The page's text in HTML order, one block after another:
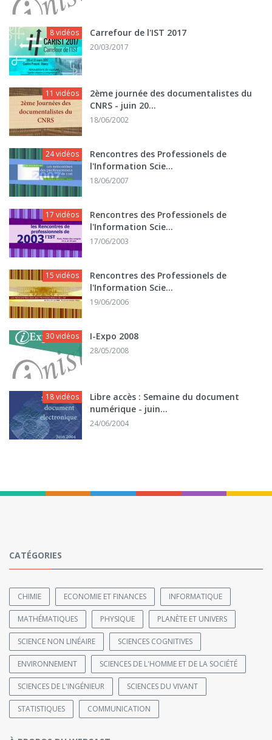
8 vidéos Carrefour de l'IST 2017
20/03/2017
11 vidéos
2ème journée des documentalistes du
CNRS - juin 20...
18/06/2002
24 vidéos
Rencontres des Professionels de
l'Information Scie...
18/06/2007
17 vidéos
Rencontres des Professionels de
l'Information Scie...
17/06/2003
15 vidéos
Rencontres des Professionels de
l'Information Scie...
19/06/2006
30 vidéos I-Expo 2008
28/05/2008
18 vidéos
Libre accès : Semaine du document
numérique - juin...
24/06/2004
CATÉGORIES
CHIMIE ECONOMIE ET FINANCES INFORMATIQUE
MATHÉMATIQUES PHYSIQUE PLANÈTE ET UNIVERS
SCIENCE NON LINÉAIRE SCIENCES COGNITIVES
ENVIRONNEMENT SCIENCES DE L'HOMME ET DE LA SOCIÉTÉ
SCIENCES DE L'INGÉNIEUR SCIENCES DU VIVANT
STATISTIQUES COMMUNICATION